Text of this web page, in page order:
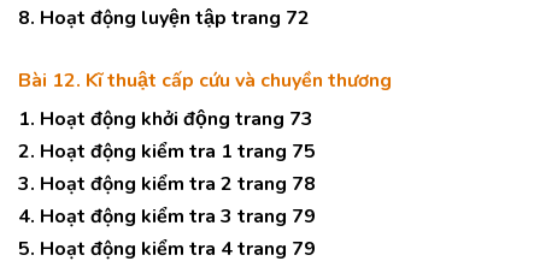
8. Hoạt động luyện tập trang 72
Bài 12. Kĩ thuật cấp cứu và chuyền thương
1. Hoạt động khởi động trang 73
2. Hoạt động kiểm tra 1 trang 75
3. Hoạt động kiểm tra 2 trang 78
4. Hoạt động kiểm tra 3 trang 79
5. Hoạt động kiểm tra 4 trang 79